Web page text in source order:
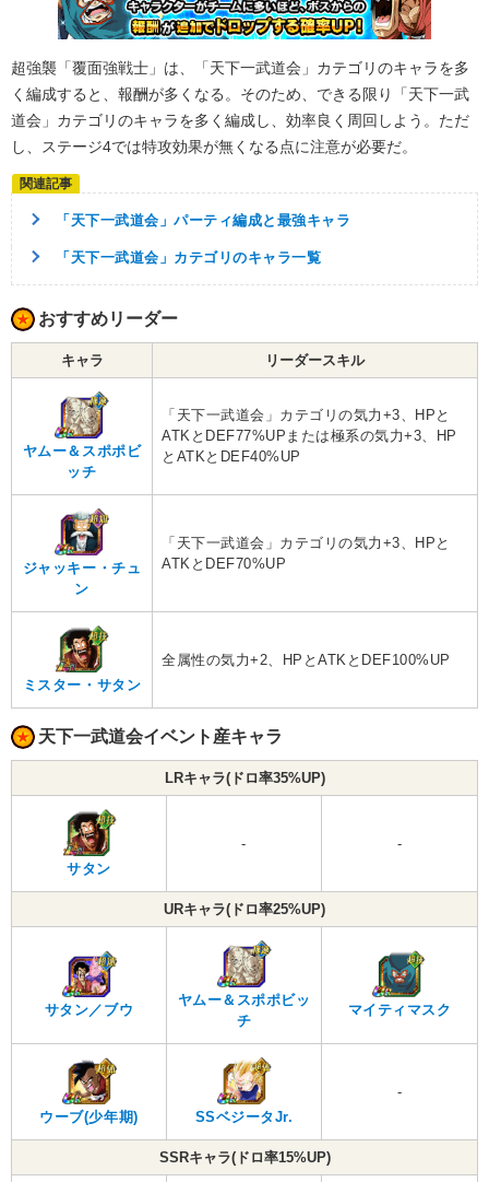
超強襲「覆面強戦士」は、「天下一武道会」カテゴリのキャラを多
く編成すると、報酬が多くなる。そのため、できる限り「天下一武
道会」カテゴリのキャラを多く編成し、効率良く周回しよう。ただ
し、ステージ4では特攻効果が無くなる点に注意が必要だ。
「天下一武道会」パーティ編成と最強キャラ
「天下一武道会」カテゴリのキャラ一覧
おすすめリーダー
キャラ リーダースキル
ヤムー＆スポポビ
ッチ
「天下一武道会」カテゴリの気力+3、HPと
ATKとDEF77%UPまたは極系の気力+3、HP
とATKとDEF40%UP
ジャッキー・チュ
ン
「天下一武道会」カテゴリの気力+3、HPと
ATKとDEF70%UP
ミスター・サタン
全属性の気力+2、HPとATKとDEF100%UP
天下一武道会イベント産キャラ
LRキャラ(ドロ率35%UP)
サタン
- -
URキャラ(ドロ率25%UP)
サタン／ブウ
ヤムー＆スポポビッ
チ
マイティマスク
ウーブ(少年期) SSベジータJr.
-
SSRキャラ(ドロ率15%UP)